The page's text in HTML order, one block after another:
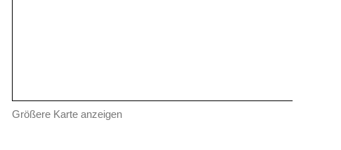
Größere Karte anzeigen